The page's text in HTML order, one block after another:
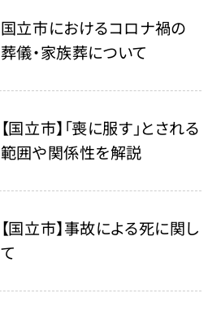
国立市におけるコロナ禍の
葬儀・家族葬について
【国立市】「喪に服す」とされる
範囲や関係性を解説
【国立市】事故による死に関し
て